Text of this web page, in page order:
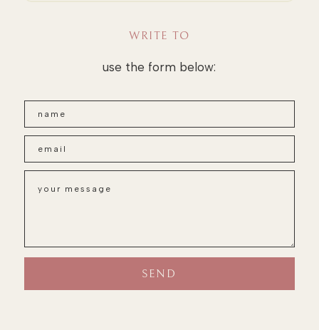
WRITE TO
use the form below: